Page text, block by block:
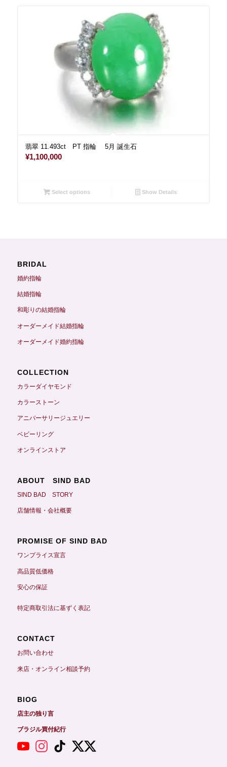
翡翠 11.493ct PT 指輪 5月 誕生石
¥1,100,000
Select options Show Details
BRIDAL
婚約指輪
結婚指輪
和彫りの結婚指輪
オーダーメイド結婚指輪
オーダーメイド婚約指輪
COLLECTION
カラーダイヤモンド
カラーストーン
アニバーサリージュエリー
ベビーリング
オンラインストア
ABOUT SIND BAD
SIND BAD STORY
店舗情報・会社概要
PROMISE OF SIND BAD
ワンプライス宣言
高品質低価格
安心の保証
特定商取引法に基ずく表記
CONTACT
お問い合わせ
来店・オンライン相談予約
BIOG
店主の独り言
ブラジル買付紀行